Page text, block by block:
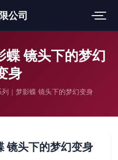
公司
蝶 镜头下的梦幻
身
列｜梦影蝶 镜头下的梦幻变身
镜头下的梦幻变身